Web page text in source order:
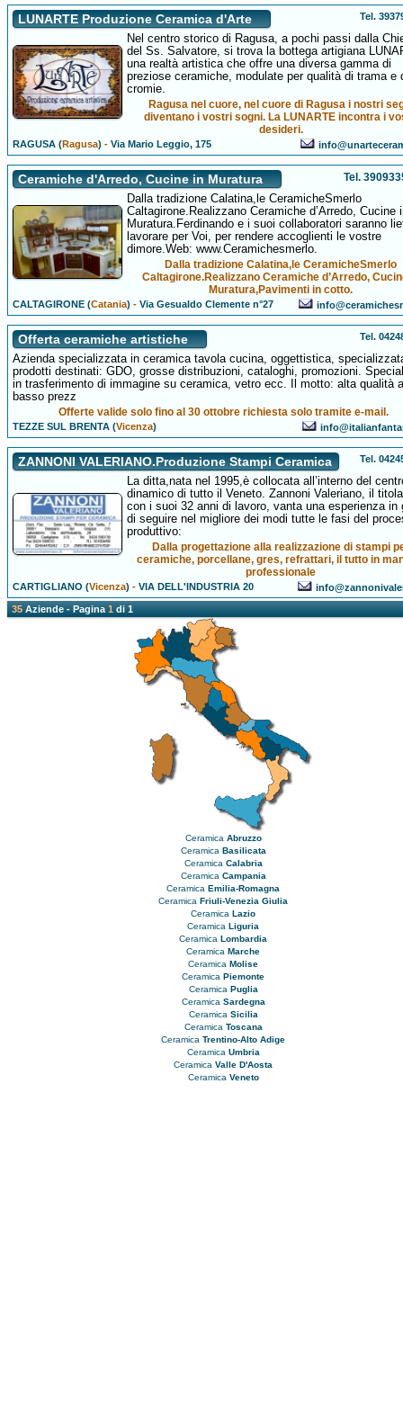
LUNARTE Produzione Ceramica d'Arte Tel.
Nel centro storico di Ragusa, a pochi passi dalla
del Ss. Salvatore, si trova la bottega artigiana
una realtà artistica che offre una diversa gamma di
preziose ceramiche, modulate per qualità di trama e
cromie.
Ragusa nel cuore, nel cuore di Ragusa i nostri
diventano i vostri sogni. La LUNARTE incontra i
desideri.
RAGUSA (Ragusa) -Via Mario Leggio, 175
Ceramiche d'Arredo, Cucine in Muratura Tel.
Dalla tradizione Calatina,le CeramicheSmerlo
Caltagirone.Realizzano Ceramiche d’Arredo, Cucine
Muratura.Ferdinando e i suoi collaboratori saranno
lavorare per Voi, per rendere accoglienti le vostre
dimore.Web: www.Ceramichesmerlo.
Dalla tradizione Calatina,le CeramicheSmerlo
Caltagirone.Realizzano Ceramiche d’Arredo,
Muratura,Pavimenti in cotto.
CALTAGIRONE (Catania) -Via Gesualdo Clemente n°27
Offerta ceramiche artistiche Tel.
Azienda specializzata in ceramica tavola cucina, oggettistica,
prodotti destinati: GDO, grosse distribuzioni, cataloghi, promozioni.
in trasferimento di immagine su ceramica, vetro ecc. Il motto: alta qualità a
basso prezz
Offerte valide solo fino al 30 ottobre richiesta solo tramite e-mail.
TEZZE SUL BRENTA (Vicenza)
ZANNONI VALERIANO.Produzione Stampi Ceramica Tel.
La ditta,nata nel 1995,è collocata all’interno del
dinamico di tutto il Veneto. Zannoni Valeriano, il
con i suoi 32 anni di lavoro, vanta una esperienza in
di seguire nel migliore dei modi tutte le fasi del
produttivo:
Dalla progettazione alla realizzazione di stampi
ceramiche, porcellane, gres, refrattari, il tutto in
professionale
CARTIGLIANO (Vicenza) -VIA DELL'INDUSTRIA 20
35Aziende - Pagina1di 1
Ceramica Abruzzo
Ceramica Basilicata
Ceramica Calabria
Ceramica Campania
Ceramica Emilia-Romagna
Ceramica Friuli-Venezia Giulia
Ceramica Lazio
Ceramica Liguria
Ceramica Lombardia
Ceramica Marche
Ceramica Molise
Ceramica Piemonte
Ceramica Puglia
Ceramica Sardegna
Ceramica Sicilia
Ceramica Toscana
Ceramica Trentino-Alto Adige
Ceramica Umbria
Ceramica Valle D'Aosta
Ceramica Veneto